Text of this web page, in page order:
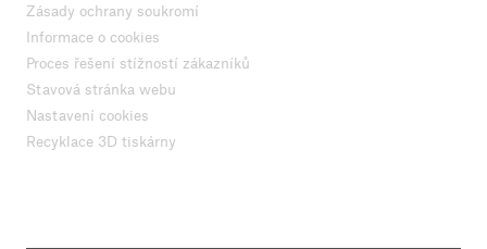
Zásady ochrany soukromí
Informace o cookies
Proces řešení stížností zákazníků
Stavová stránka webu
Nastavení cookies
Recyklace 3D tiskárny